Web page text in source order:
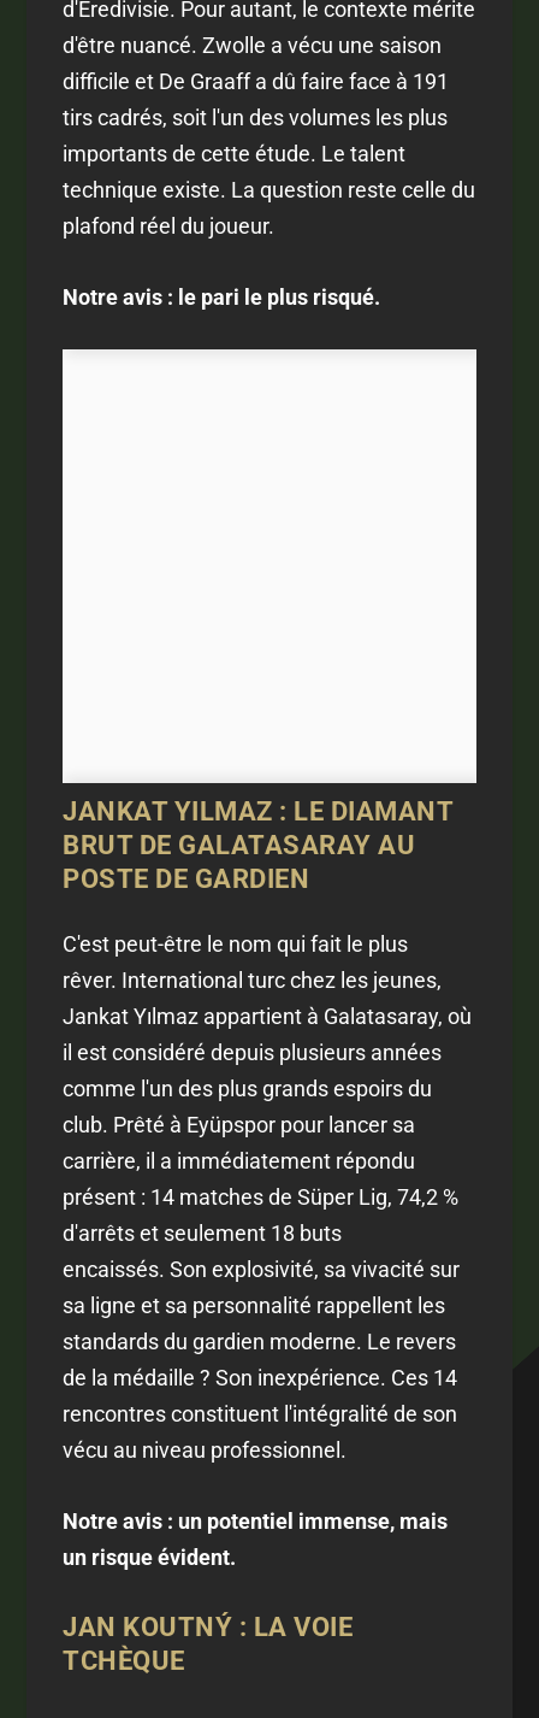
d'Eredivisie. Pour autant, le contexte mérite
d'être nuancé. Zwolle a vécu une saison
difficile et De Graaff a dû faire face à 191
tirs cadrés, soit l'un des volumes les plus
importants de cette étude. Le talent
technique existe. La question reste celle du
plafond réel du joueur.
Notre avis : le pari le plus risqué.
JANKAT YILMAZ : LE DIAMANT
BRUT DE GALATASARAY AU
POSTE DE GARDIEN
C'est peut-être le nom qui fait le plus
rêver. International turc chez les jeunes,
Jankat Yılmaz appartient à Galatasaray, où
il est considéré depuis plusieurs années
comme l'un des plus grands espoirs du
club. Prêté à Eyüpspor pour lancer sa
carrière, il a immédiatement répondu
présent : 14 matches de Süper Lig, 74,2 %
d'arrêts et seulement 18 buts
encaissés. Son explosivité, sa vivacité sur
sa ligne et sa personnalité rappellent les
standards du gardien moderne. Le revers
de la médaille ? Son inexpérience. Ces 14
rencontres constituent l'intégralité de son
vécu au niveau professionnel.
Notre avis : un potentiel immense, mais
un risque évident.
JAN KOUTNÝ : LA VOIE
TCHÈQUE